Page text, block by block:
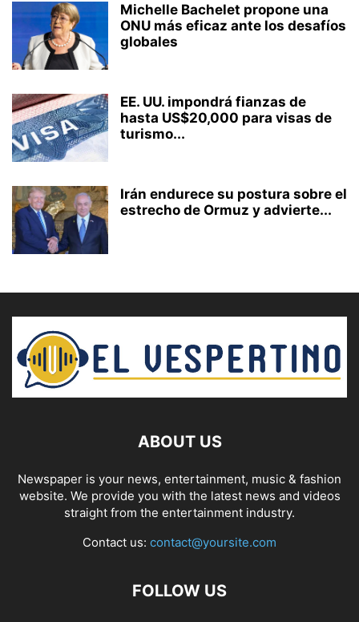
Michelle Bachelet propone una
ONU más eficaz ante los desafíos
globales
EE. UU. impondrá fianzas de
hasta US$20,000 para visas de
turismo...
Irán endurece su postura sobre el
estrecho de Ormuz y advierte...
ABOUT US
Newspaper is your news, entertainment, music & fashion
website. We provide you with the latest news and videos
straight from the entertainment industry.
Contact us: contact@yoursite.com
FOLLOW US